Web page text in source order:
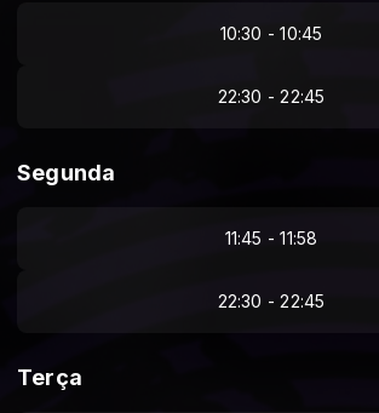
10:30 - 10:45
22:30 - 22:45
Segunda
11:45 - 11:58
22:30 - 22:45
Terça